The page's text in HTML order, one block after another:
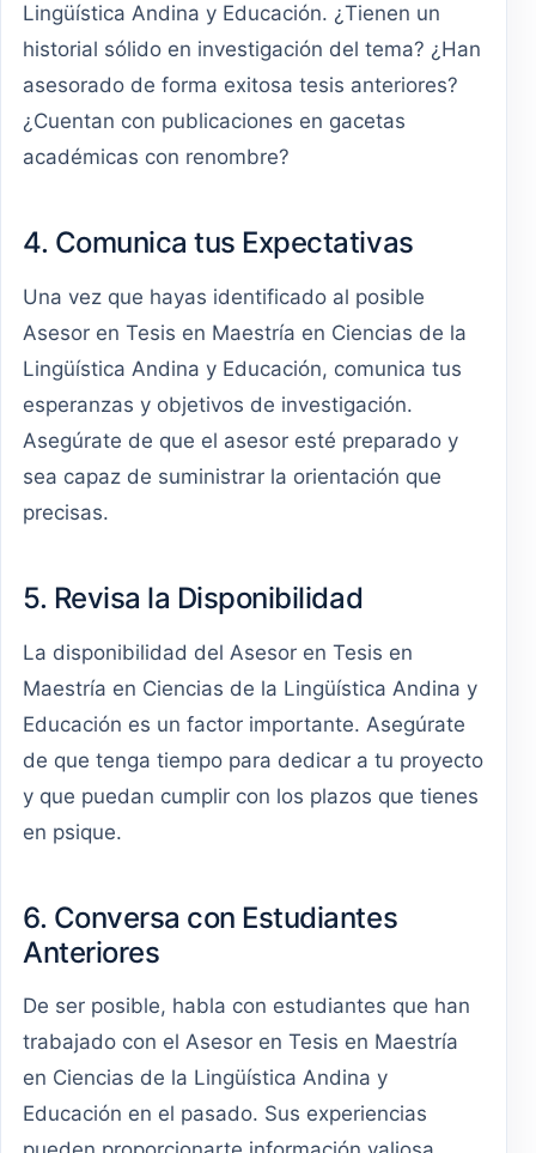
Lingüística Andina y Educación. ¿Tienen un
historial sólido en investigación del tema? ¿Han
asesorado de forma exitosa tesis anteriores?
¿Cuentan con publicaciones en gacetas
académicas con renombre?
4. Comunica tus Expectativas
Una vez que hayas identificado al posible
Asesor en Tesis en Maestría en Ciencias de la
Lingüística Andina y Educación, comunica tus
esperanzas y objetivos de investigación.
Asegúrate de que el asesor esté preparado y
sea capaz de suministrar la orientación que
precisas.
5. Revisa la Disponibilidad
La disponibilidad del Asesor en Tesis en
Maestría en Ciencias de la Lingüística Andina y
Educación es un factor importante. Asegúrate
de que tenga tiempo para dedicar a tu proyecto
y que puedan cumplir con los plazos que tienes
en psique.
6. Conversa con Estudiantes
Anteriores
De ser posible, habla con estudiantes que han
trabajado con el Asesor en Tesis en Maestría
en Ciencias de la Lingüística Andina y
Educación en el pasado. Sus experiencias